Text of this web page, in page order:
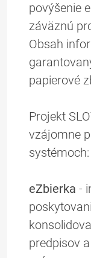
povýšenie
záväznú
Obsah
papierové
Projekt
vzájomne
systémoch:
eZbierka -
predpisov